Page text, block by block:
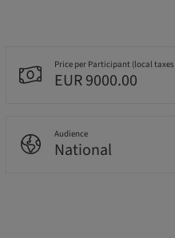
Price per Participant (local
EUR 9000.00
Audience
National